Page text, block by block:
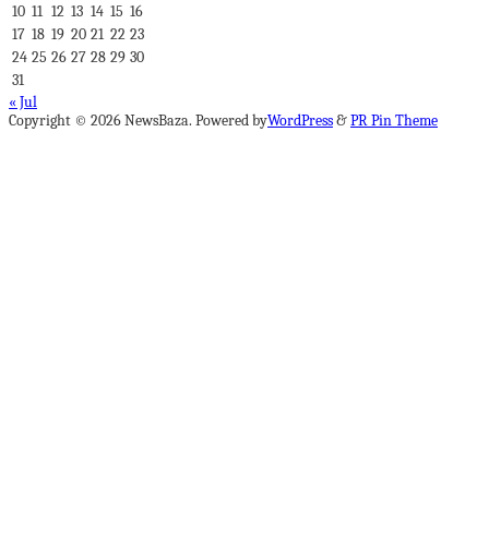
10 11 12 13 14 15 16
17 18 19 20 21 22 23
24 25 26 27 28 29 30
31
« Jul
Copyright © 2026 NewsBaza. Powered byWordPress&PR Pin Theme